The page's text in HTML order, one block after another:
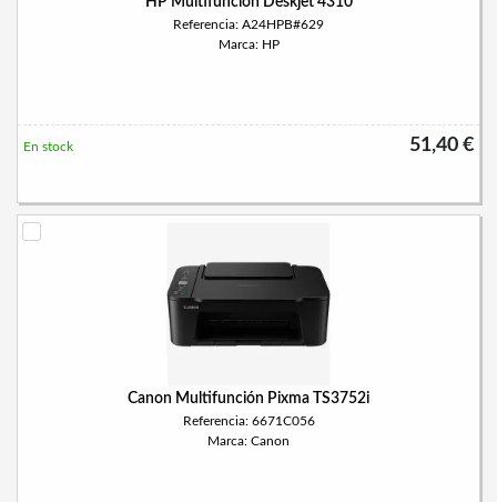
Referencia: A24HPB#629
Marca: HP
51,40 €
En stock
Canon Multifunción Pixma TS3752i
Referencia: 6671C056
Marca: Canon